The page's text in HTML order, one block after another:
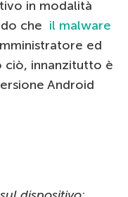
in modalità
che il malware
ed
ciò, innanzitutto è
Android